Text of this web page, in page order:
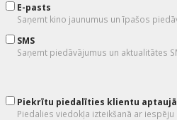
E-pasts
Saņemt kino jaunumus un īpašos
SMS
Saņemt piedāvājumus un aktualitātes
Piekrītu piedalīties klientu
Piedalies viedokļa izteikšanā ar